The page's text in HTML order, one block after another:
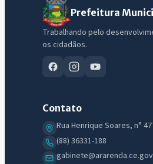
Prefeitura
Trabalhando pelo
os cidadãos.
Contato
Rua Henrique Soares, n°
(88) 36331-188